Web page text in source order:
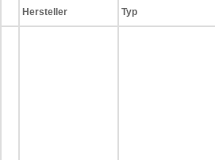
Hersteller Typ